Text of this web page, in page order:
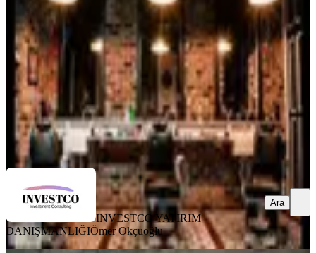
Muratpaşa, Şirinyalı Mahallesi
1 Oda·75 m² ·Düz Giriş (Zemin) 14.05.2026
3.000.000 ₺
INVESTCO YATIRIM DANIŞMANLIĞIÖmer Okçuoğlu
Ara
INVESTCO YATIRIM
DANIŞMANLIĞIÖmer Okçuoğlu
Ara